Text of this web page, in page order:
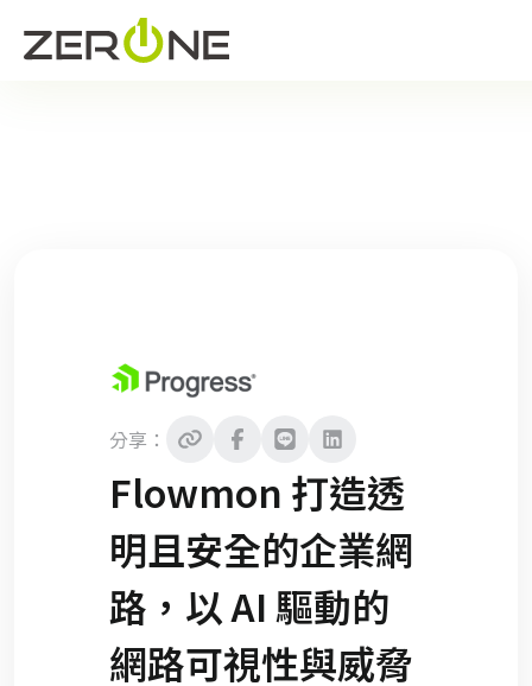
分享：
Flowmon 打造透
明且安全的企業網
路，以 AI 驅動的
網路可視性與威脅